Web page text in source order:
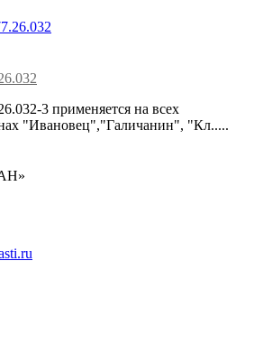
3 применяется на всех
"Ивановец","Галичанин", "Кл.....